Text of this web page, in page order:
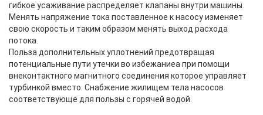
гибкое усаживание распределяет клапаны внутри машины.
Менять напряжение тока поставленное к насосу изменяет
свою скорость и таким образом менять выход расхода
потока.
Польза дополнительных уплотнений предотвращая
потенциальные пути утечки во избежаниеа при помощи
внеконтактного магнитного соединения которое управляет
турбинкой вместо. Снабжение жилищем тела насосов
соответствующе для пользы с горячей водой.